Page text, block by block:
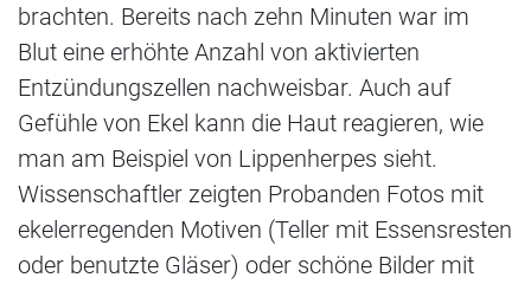
brachten. Bereits nach zehn Minuten war im
Blut eine erhöhte Anzahl von aktivierten
Entzündungszellen nachweisbar. Auch auf
Gefühle von Ekel kann die Haut reagieren, wie
man am Beispiel von Lippenherpes sieht.
Wissenschaftler zeigten Probanden Fotos mit
ekelerregenden Motiven (Teller mit Essensresten
oder benutzte Gläser) oder schöne Bilder mit